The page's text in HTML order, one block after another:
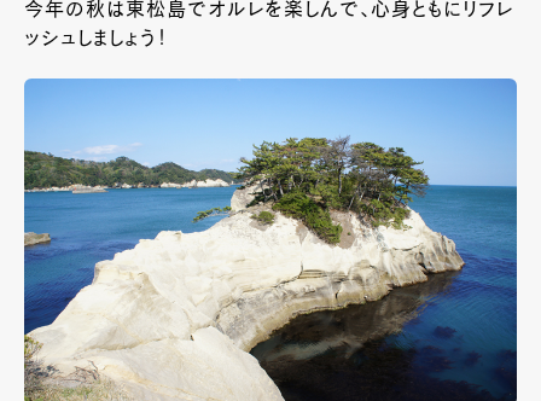
今年の秋は東松島でオルレを楽しんで、心身ともにリフレ
ッシュしましょう！